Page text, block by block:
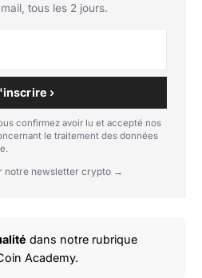
tous les 2 jours.
›
confirmez avoir lu et accepté nos
le traitement des données
notre newsletter crypto →
dans notre rubrique
Academy.